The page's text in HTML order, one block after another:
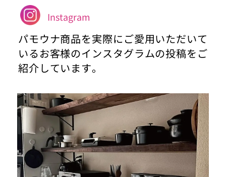
Instagram
パモウナ商品を実際にご愛用いただいて
いるお客様のインスタグラムの投稿をご
紹介しています。